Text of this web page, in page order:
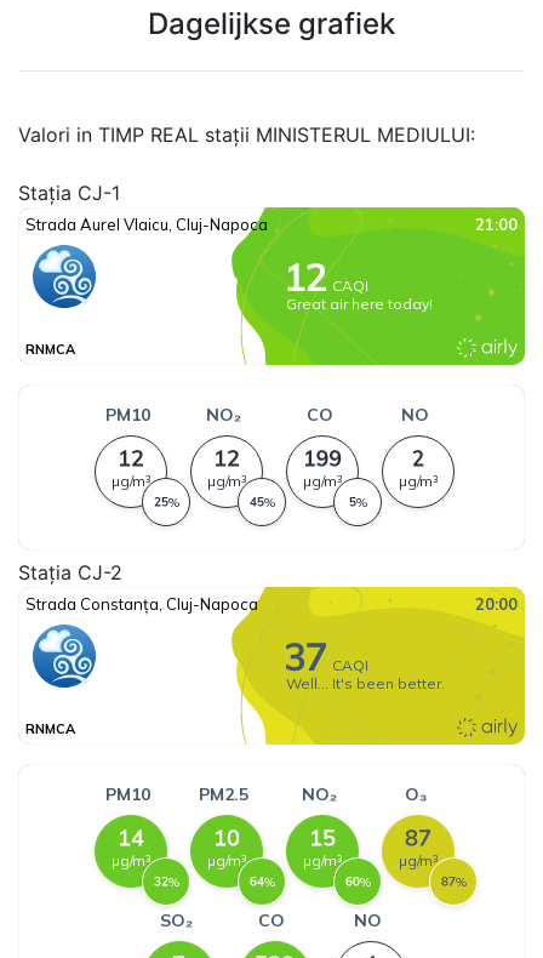
Dagelijkse grafiek
Valori in TIMP REAL stații MINISTERUL MEDIULUI:
Stația CJ-1
Stația CJ-2